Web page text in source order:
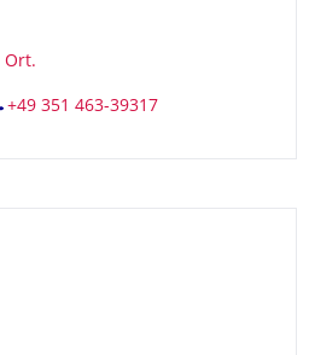
Ort.